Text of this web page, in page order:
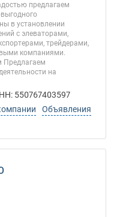
предлагаем
в установлении
с элеваторами,
трейдерами,
компаниями.
Предлагаем
на
550767403597
Объявления